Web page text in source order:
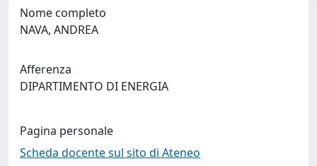
Nome completo
NAVA, ANDREA
Afferenza
DIPARTIMENTO DI ENERGIA
Pagina personale
Scheda docente sul sito di Ateneo